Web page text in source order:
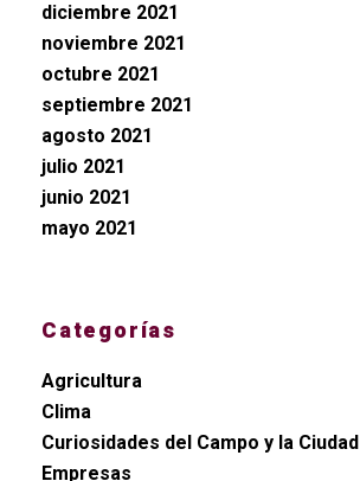
diciembre 2021
noviembre 2021
octubre 2021
septiembre 2021
agosto 2021
julio 2021
junio 2021
mayo 2021
Categorías
Agricultura
Clima
Curiosidades del Campo y la Ciudad
Empresas